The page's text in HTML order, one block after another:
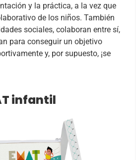
y la práctica, a la vez que
de los niños. También
sociales, colaboran entre sí,
para conseguir un objetivo
y, por supuesto, ¡se
infantil